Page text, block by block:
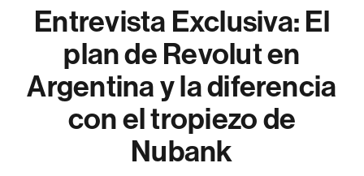
Entrevista Exclusiva: El
plan de Revolut en
Argentina y la diferencia
con el tropiezo de
Nubank